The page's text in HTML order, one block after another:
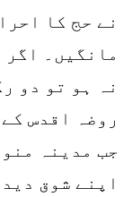
نے حج کا
مانگیں۔
نہ ہو تو دو
روضہ اقدس
جب مدینہ
اپنے شوق